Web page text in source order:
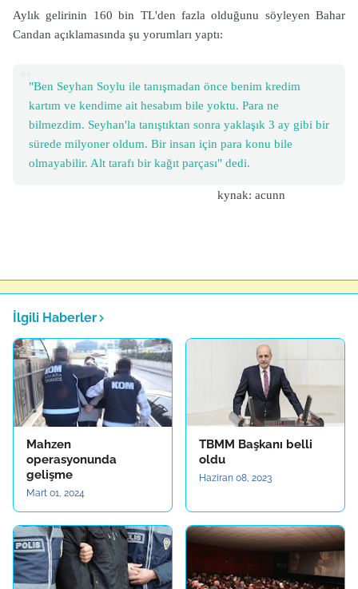
Aylık gelirinin 160 bin TL'den fazla olduğunu söyleyen Bahar
Candan açıklamasında şu yorumları yaptı:
"Ben Seyhan Soylu ile tanışmadan önce benim kredim
kartım ve kendime ait hesabım bile yoktu. Para ne
bilmezdim. Seyhan'la tanıştıktan sonra yaklaşık 3 ay gibi bir
sürede milyoner oldum. Bir insan için para konu bile
olmayabilir. Alt tarafı bir kağıt parçası" dedi.
kynak: acunn
İlgili Haberler
Mahzen
operasyonunda
gelişme
Mart 01, 2024
TBMM Başkanı belli
oldu
Haziran 08, 2023